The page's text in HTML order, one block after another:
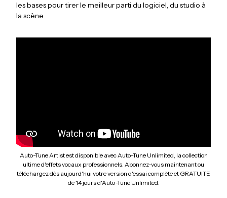
les bases pour tirer le meilleur parti du logiciel, du studio à
la scène.
Auto-Tune Artist est disponible avec Auto-Tune Unlimited, la collection
ultime d'effets vocaux professionnels. Abonnez-vous maintenant ou
téléchargez dès aujourd'hui votre version d'essai complète et GRATUITE
de 14 jours d'Auto-Tune Unlimited.